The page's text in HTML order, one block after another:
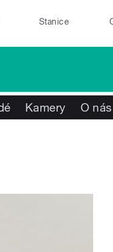
Stanice
Kamery O nás